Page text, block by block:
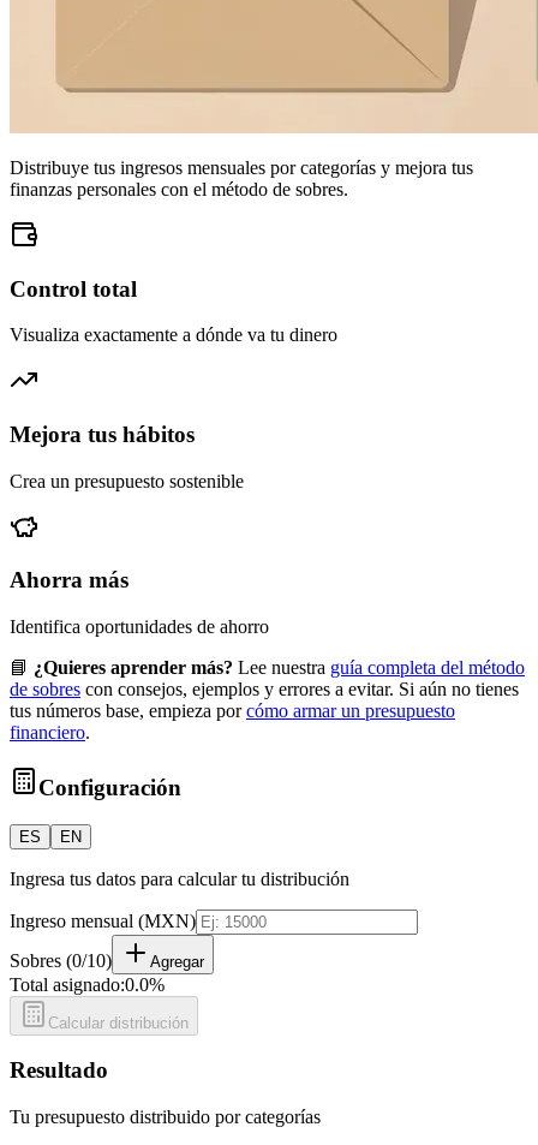
Distribuye tus ingresos mensuales por categorías y mejora tus
finanzas personales con el método de sobres.
Control total
Visualiza exactamente a dónde va tu dinero
Mejora tus hábitos
Crea un presupuesto sostenible
Ahorra más
Identifica oportunidades de ahorro
📘 ¿Quieres aprender más? Lee nuestra guía completa del método
de sobres con consejos, ejemplos y errores a evitar. Si aún no tienes
tus números base, empieza por cómo armar un presupuesto
financiero.
Configuración
ES EN
Ingresa tus datos para calcular tu distribución
Ingreso mensual (MXN)
Sobres (0/10) Agregar
Total asignado:0.0%
Calcular distribución
Resultado
Tu presupuesto distribuido por categorías